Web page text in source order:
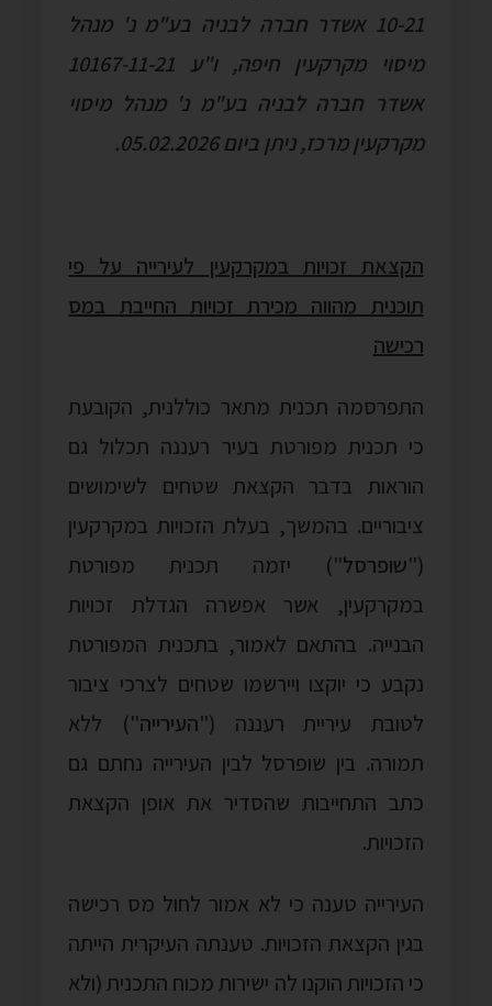
10-21 אשדר חברה לבניה בע"מ נ' מנהל
מיסוי מקרקעין חיפה, ו"ע 10167-11-21
אשדר חברה לבניה בע"מ נ' מנהל מיסוי
מקרקעין מרכז, ניתן ביום 05.02.2026.
הקצאת זכויות במקרקעין לעירייה על פי
תוכנית מהווה מכירת זכויות החייבת במס
רכישה
התפרסמה תכנית מתאר כוללנית, הקובעת
כי תכנית מפורטת בעיר רעננה תכלול גם
הוראות בדבר הקצאת שטחים לשימושים
ציבוריים. בהמשך, בעלת הזכויות במקרקעין
("שופרסל") יזמה תכנית מפורטת
במקרקעין, אשר אפשרה הגדלת זכויות
הבנייה. בהתאם לאמור, בתכנית המפורטת
נקבע כי יוקצו ויירשמו שטחים לצרכי ציבור
לטובת עיריית רעננה ("העירייה") ללא
תמורה. בין שופרסל לבין העירייה נחתם גם
כתב התחייבות שהסדיר את אופן הקצאת
הזכויות.
העירייה טענה כי לא אמור לחול מס רכישה
בגין הקצאת הזכויות. טענתה העיקרית הייתה
כי הזכויות הוקנו לה ישירות מכוח התכנית (ולא